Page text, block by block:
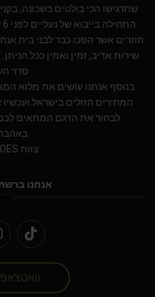
שתרגישו הכי בולטים בשכונה,
שירות אדיב, זמין ואמין ככל
סדר
בנוסף אנחנו עושים את מלוא
המחירים הזולים
לבחור את הדגם המתאים לכם
צוות BESTIESHOES
אנחנו